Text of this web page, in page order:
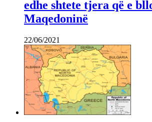
edhe shtete tjera që e
Maqedoninë
22/06/2021